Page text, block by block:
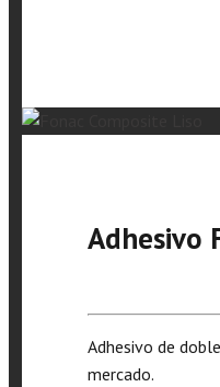
Adhesivo
Adhesivo de
mercado.